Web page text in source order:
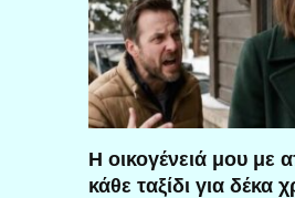
Η οικογένειά μου με
κάθε ταξίδι για δέκα